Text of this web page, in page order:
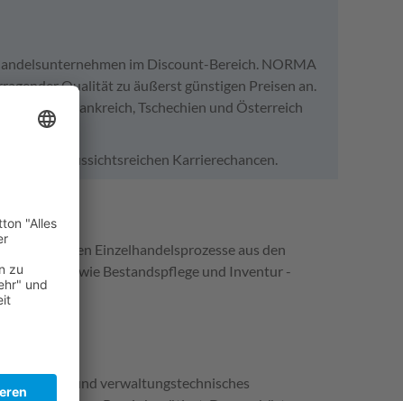
im Discount-Bereich. NORMA
Qualität zu äußerst günstigen Preisen an.
auch in Frankreich, Tschechien und Österreich
mit aussichtsreichen Karrierechancen.
Einzelhandelsprozesse aus den
sowie Bestandspflege und Inventur -
und verwaltungstechnisches